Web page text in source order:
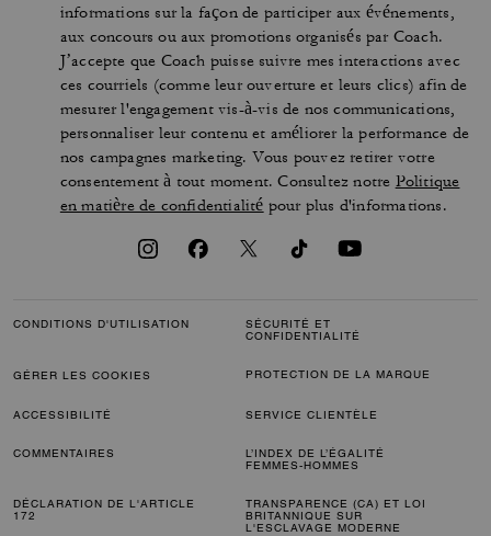
informations sur la façon de participer aux événements,
aux concours ou aux promotions organisés par Coach.
J’accepte que Coach puisse suivre mes interactions avec
ces courriels (comme leur ouverture et leurs clics) afin de
mesurer l'engagement vis-à-vis de nos communications,
personnaliser leur contenu et améliorer la performance de
nos campagnes marketing. Vous pouvez retirer votre
consentement à tout moment. Consultez notre Politique
en matière de confidentialité pour plus d'informations.
CONDITIONS D'UTILISATION
SÉCURITÉ ET
CONFIDENTIALITÉ
GÉRER LES COOKIES PROTECTION DE LA MARQUE
ACCESSIBILITÉ SERVICE CLIENTÈLE
COMMENTAIRES
L’INDEX DE L’ÉGALITÉ
FEMMES-HOMMES
DÉCLARATION DE L'ARTICLE
172
TRANSPARENCE (CA) ET LOI
BRITANNIQUE SUR
L'ESCLAVAGE MODERNE